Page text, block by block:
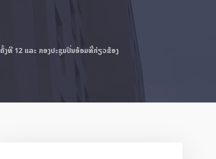
ຄັ້ງທີ 12 ແລະ ກອງປະຊຸມປິ່ນອ້ອມທີ່ກ່ຽວຂ້ອງ